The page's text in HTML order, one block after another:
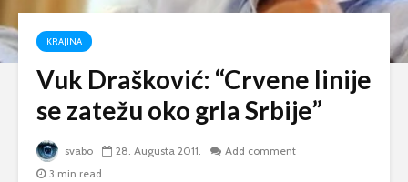
KRAJINA
Vuk Drašković: “Crvene linije
se zatežu oko grla Srbije”
svabo 28. Augusta 2011.
Add comment
3 min read